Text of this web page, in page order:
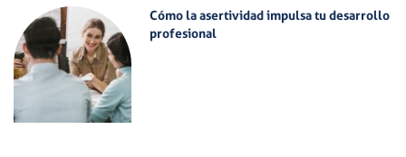
Cómo la asertividad impulsa tu desarrollo
profesional